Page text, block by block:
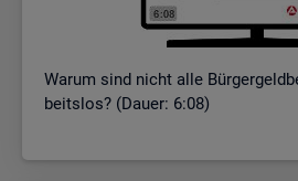
Warum sind nicht alle
beits­los? (Dauer: 6:08)